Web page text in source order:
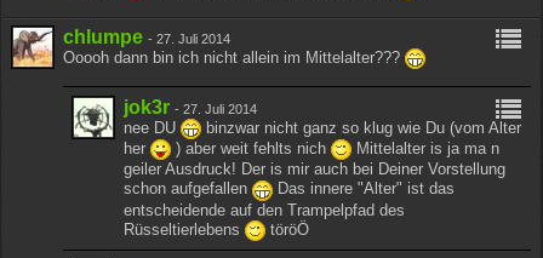
chlumpe -27. Juli 2014
Ooooh dann bin ich nicht allein im Mittelalter???
jok3r -27. Juli 2014
nee DU
binzwar nicht ganz so klug wie Du (vom Alter
her
) aber weit fehlts nich
Mittelalter is ja ma n
geiler Ausdruck! Der is mir auch bei Deiner Vorstellung
schon aufgefallen
Das innere "Alter" ist das
entscheidende auf den Trampelpfad des
Rüsseltierlebens
töröÖ